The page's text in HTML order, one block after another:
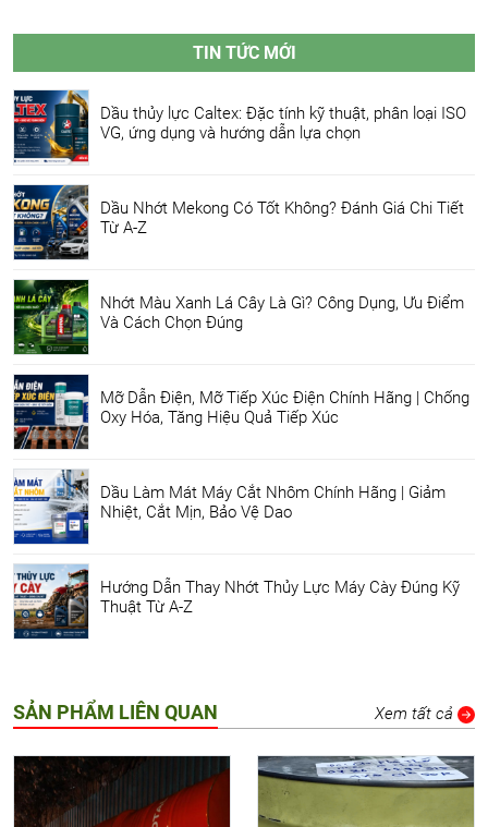
TIN TỨC MỚI
Dầu thủy lực Caltex: Đặc tính kỹ thuật, phân loại ISO
VG, ứng dụng và hướng dẫn lựa chọn
Dầu Nhớt Mekong Có Tốt Không? Đánh Giá Chi Tiết
Từ A-Z
Nhớt Màu Xanh Lá Cây Là Gì? Công Dụng, Ưu Điểm
Và Cách Chọn Đúng
Mỡ Dẫn Điện, Mỡ Tiếp Xúc Điện Chính Hãng | Chống
Oxy Hóa, Tăng Hiệu Quả Tiếp Xúc
Dầu Làm Mát Máy Cắt Nhôm Chính Hãng | Giảm
Nhiệt, Cắt Mịn, Bảo Vệ Dao
Hướng Dẫn Thay Nhớt Thủy Lực Máy Cày Đúng Kỹ
Thuật Từ A-Z
SẢN PHẨM LIÊN QUAN Xem tất cả